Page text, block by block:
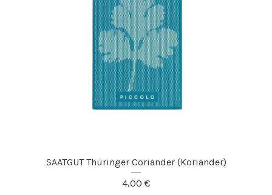
SAATGUT Thüringer Coriander (Koriander)
4,00 €